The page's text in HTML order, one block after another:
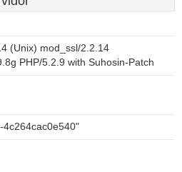
(Unix) mod_ssl/2.2.14
PHP/5.2.9 with Suhosin-Patch
4c264cac0e540"